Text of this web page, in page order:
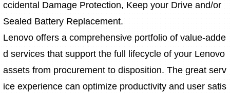
ccidental Damage Protection, Keep your Drive and/or
Sealed Battery Replacement.
Lenovo offers a comprehensive portfolio of value-adde
d services that support the full lifecycle of your Lenovo
assets from procurement to disposition. The great serv
ice experience can optimize productivity and user satis